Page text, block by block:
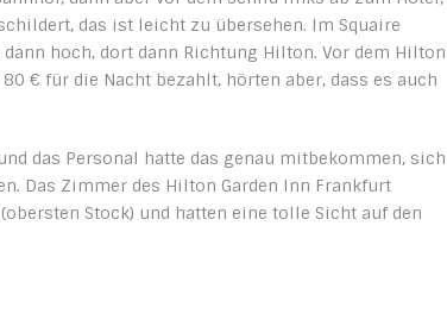
das ist leicht zu übersehen. Im Squaire
hoch, dort dann Richtung Hilton. Vor dem Hilton
€ für die Nacht bezahlt, hörten aber, dass es auch
das Personal hatte das genau mitbekommen, sich
Das Zimmer des Hilton Garden Inn Frankfurt
Stock) und hatten eine tolle Sicht auf den